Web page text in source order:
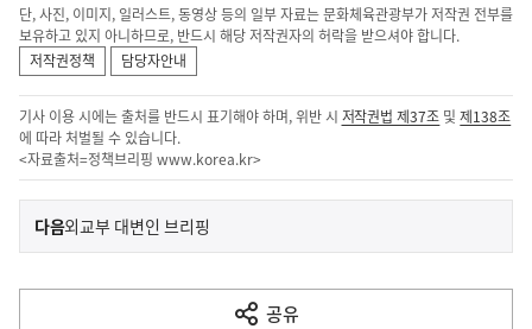
단, 사진, 이미지, 일러스트, 동영상 등의 일부 자료는 문화체육관광부가 저작권 전부를
보유하고 있지 아니하므로, 반드시 해당 저작권자의 허락을 받으셔야 합니다.
저작권정책
담당자안내
기사 이용 시에는 출처를 반드시 표기해야 하며, 위반 시 저작권법 제37조 및제138조
에 따라 처벌될 수 있습니다.
<자료출처=정책브리핑 www.korea.kr>
이
전
다
다음기
외교부 대변인 브리핑
공유